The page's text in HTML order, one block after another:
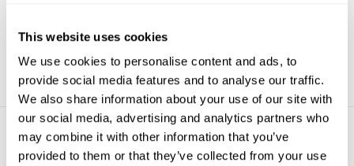
This website uses cookies
We use cookies to personalise content and ads, to
provide social media features and to analyse our traffic.
We also share information about your use of our site with
our social media, advertising and analytics partners who
may combine it with other information that you’ve
provided to them or that they’ve collected from your use
Dražba ukončena: 07.12.2022 20:43:00
Detail